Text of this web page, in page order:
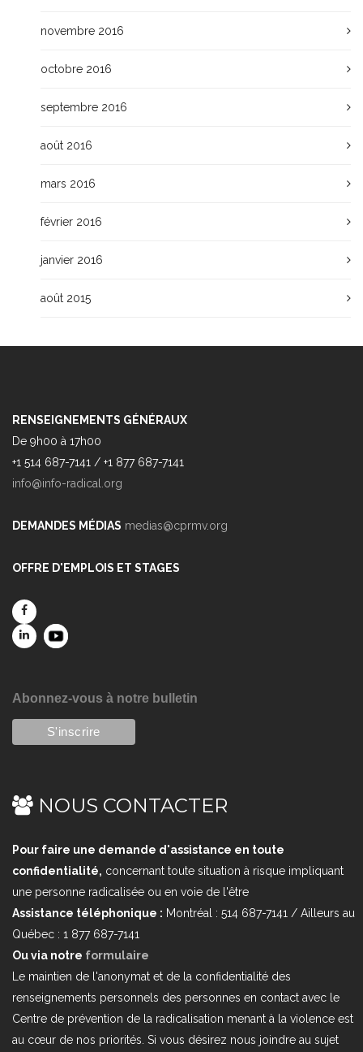
novembre 2016
octobre 2016
septembre 2016
août 2016
mars 2016
février 2016
janvier 2016
août 2015
RENSEIGNEMENTS GÉNÉRAUX
De 9h00 à 17h00
+1 514 687-7141 / +1 877 687-7141
info@info-radical.org
DEMANDES MÉDIAS medias@cprmv.org
OFFRE D'EMPLOIS ET STAGES
Abonnez-vous à notre bulletin
NOUS CONTACTER
Pour faire une demande d'assistance en toute
confidentialité, concernant toute situation à risque impliquant
une personne radicalisée ou en voie de l'être
Assistance téléphonique : Montréal : 514 687-7141 / Ailleurs au
Québec : 1 877 687-7141
Ou via notre formulaire
Le maintien de l'anonymat et de la confidentialité des
renseignements personnels des personnes en contact avec le
Centre de prévention de la radicalisation menant à la violence est
au cœur de nos priorités. Si vous désirez nous joindre au sujet